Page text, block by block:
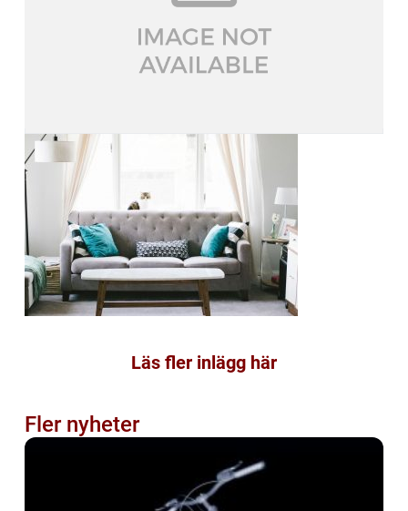
Läs fler inlägg här
Fler nyheter